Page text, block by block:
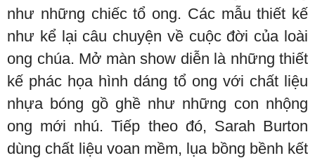
như những chiếc tổ ong. Các mẫu thiết kế
như kể lại câu chuyện về cuộc đời của loài
ong chúa. Mở màn show diễn là những thiết
kế phác họa hình dáng tổ ong với chất liệu
nhựa bóng gồ ghề như những con nhộng
ong mới nhú. Tiếp theo đó, Sarah Burton
dùng chất liệu voan mềm, lụa bồng bềnh kết